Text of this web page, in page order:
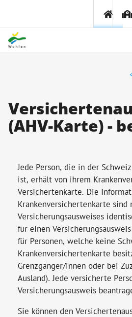
Politik &
Themen &
(AHV-Karte) -
Jede Person, die in der
ist, erhält von ihrem
Versichertenkarte. Die
Krankenversichertenkarte sind
Versicherungsausweises
für einen
für Personen, welche keine
Krankenversichertenkarte
Grenzgänger/innen oder bei
Ausland). Jede versicherte
Versicherungsausweis
Sie können den